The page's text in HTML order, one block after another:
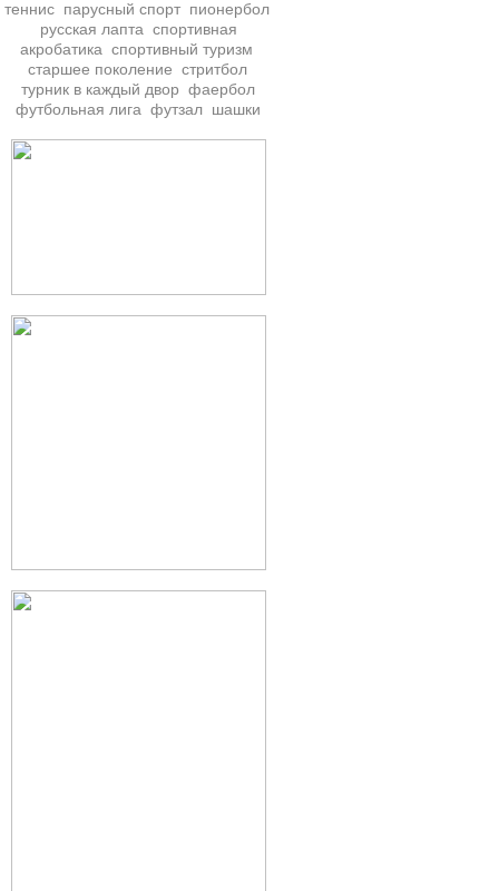
теннис парусный спорт пионербол
русская лапта спортивная
акробатика спортивный туризм
старшее поколение стритбол
турник в каждый двор фаербол
футбольная лига футзал шашки